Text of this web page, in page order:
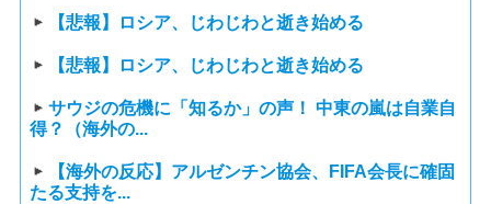
【悲報】ロシア、じわじわと逝き始める
【悲報】ロシア、じわじわと逝き始める
サウジの危機に「知るか」の声！ 中東の嵐は自業自
得？（海外の...
【海外の反応】アルゼンチン協会、FIFA会長に確固
たる支持を...